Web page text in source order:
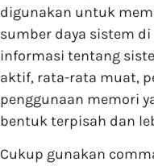
digunakan untuk
sumber daya sistem
informasi tentang
aktif, rata-rata muat,
penggunaan memori
bentuk terpisah dan
Cukup gunakan